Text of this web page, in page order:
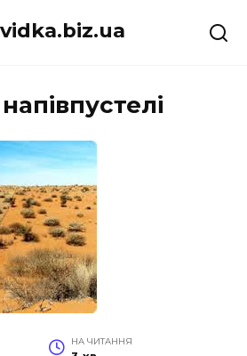
НА ЧИТАННЯ